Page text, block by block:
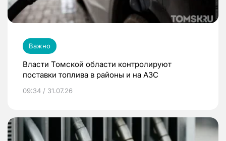
Важно
Власти Томской области контролируют
поставки топлива в районы и на АЗС
09:34 / 31.07.26